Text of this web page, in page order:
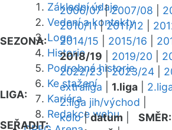
Základní údaje
Vedení a kontakty
Logo
Historie
Podrobná historie
Ke stažení
Kariéra
Redakce webu
SEZONA:
2006/07|2007/08
2010/11|2011/12
2014/15
2015/16
2018/19
2019/20
2022/23|2023/24
LIGA:
extraliga 1.liga
2.liga jih/východ
SEŘADIT:
kolo|datum SMĚR: